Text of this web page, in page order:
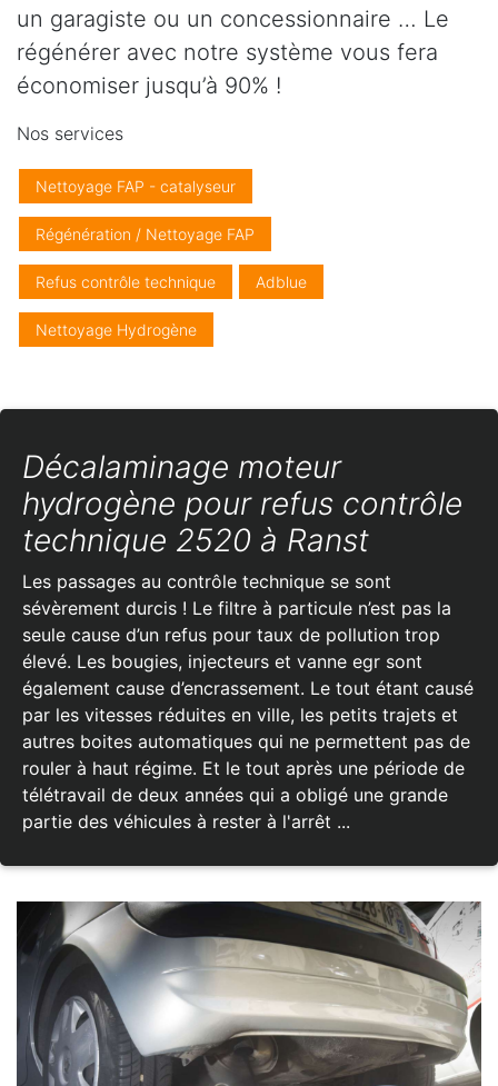
un garagiste ou un concessionnaire … Le
régénérer avec notre système vous fera
économiser jusqu’à 90% !
Nos services
Nettoyage FAP - catalyseur
Régénération / Nettoyage FAP
Refus contrôle technique Adblue
Nettoyage Hydrogène
Décalaminage moteur
hydrogène pour refus contrôle
technique 2520 à Ranst
Les passages au contrôle technique se sont
sévèrement durcis ! Le filtre à particule n’est pas la
seule cause d’un refus pour taux de pollution trop
élevé. Les bougies, injecteurs et vanne egr sont
également cause d’encrassement. Le tout étant causé
par les vitesses réduites en ville, les petits trajets et
autres boites automatiques qui ne permettent pas de
rouler à haut régime. Et le tout après une période de
télétravail de deux années qui a obligé une grande
partie des véhicules à rester à l'arrêt ...